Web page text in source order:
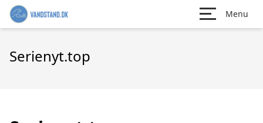
Menu
Serienyt.top